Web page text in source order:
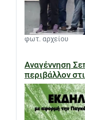
φωτ. αρχείου
Αναγέννηση
περιβάλλον